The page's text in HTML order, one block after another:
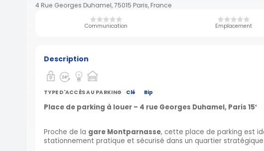
4 Rue Georges Duhamel, 75015 Paris, France
Communication Emplacement
Description
TYPE D'ACCÈS AU PARKING Clé Bip
Place de parking à louer – 4 rue Georges Duhamel, Paris 15ᵉ
Proche de la gare Montparnasse, cette place de parking est
stationnement pratique et sécurisé dans un quartier stratégique.